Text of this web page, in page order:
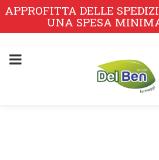
APPROFITTA DELLE
UNA SPESA